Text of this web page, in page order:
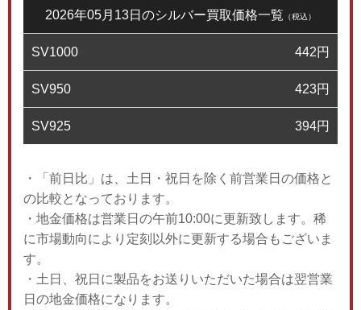
2026年05月13日のシルバー買取価格一覧 （税込）
SV1000 442円
SV950 423円
SV925 394円
・「前日比」は、土日・祝日を除く前営業日の価格と
の比較となっております。
・地金価格は営業日の午前10:00に更新致します。稀
に市場動向により定刻以外に更新する場合もございま
す。
・土日、祝日に製品をお送りいただいた場合は翌営業
日の地金価格になります。